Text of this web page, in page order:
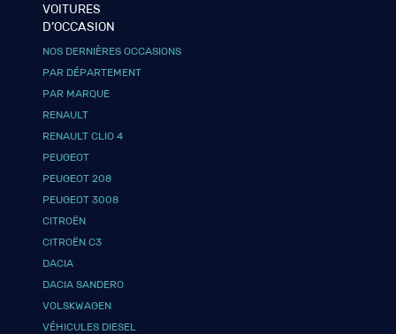
VOITURES
D’OCCASION
NOS DERNIÈRES OCCASIONS
PAR DÉPARTEMENT
PAR MARQUE
RENAULT
RENAULT CLIO 4
PEUGEOT
PEUGEOT 208
PEUGEOT 3008
CITROËN
CITROËN C3
DACIA
DACIA SANDERO
VOLSKWAGEN
VÉHICULES DIESEL